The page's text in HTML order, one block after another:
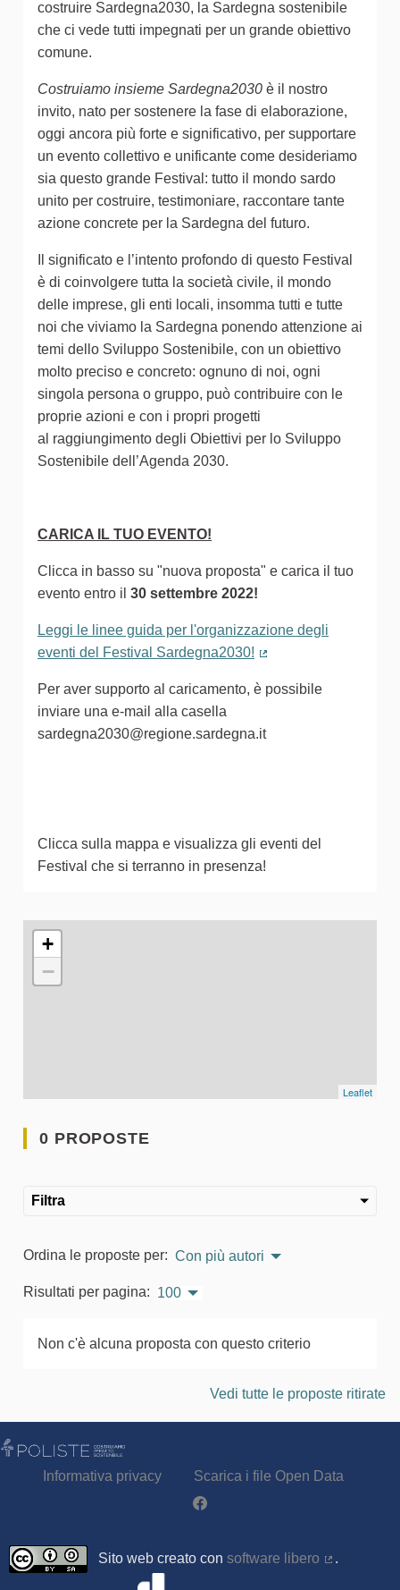
costruire Sardegna2030, la Sardegna sostenibile
che ci vede tutti impegnati per un grande obiettivo
comune.
Costruiamo insieme Sardegna2030 è il nostro
invito, nato per sostenere la fase di elaborazione,
oggi ancora più forte e significativo, per supportare
un evento collettivo e unificante come desideriamo
sia questo grande Festival: tutto il mondo sardo
unito per costruire, testimoniare, raccontare tante
azione concrete per la Sardegna del futuro.
Il significato e l’intento profondo di questo Festival
è di coinvolgere tutta la società civile, il mondo
delle imprese, gli enti locali, insomma tutti e tutte
noi che viviamo la Sardegna ponendo attenzione ai
temi dello Sviluppo Sostenibile, con un obiettivo
molto preciso e concreto: ognuno di noi, ogni
singola persona o gruppo, può contribuire con le
proprie azioni e con i propri progetti
al raggiungimento degli Obiettivi per lo Sviluppo
Sostenibile dell’Agenda 2030.
CARICA IL TUO EVENTO!
Clicca in basso su "nuova proposta" e carica il tuo
evento entro il 30 settembre 2022!
Leggi le linee guida per l'organizzazione degli
eventi del Festival Sardegna2030!
Per aver supporto al caricamento, è possibile
inviare una e-mail alla casella
sardegna2030@regione.sardegna.it
Clicca sulla mappa e visualizza gli eventi del
Festival che si terranno in presenza!
L'elemento seguente è una mappa che presenta gli
+
−
Leaflet
0 PROPOSTE
Filtra
Ordina le proposte per: Con più autori
Risultati per pagina: 100
Non c'è alcuna proposta con questo criterio
Vedi tutte le proposte ritirate
Informativa privacy
Scarica i file Open Data
Partecipa - Poliste su Facebook
Sito web creato con software libero
.